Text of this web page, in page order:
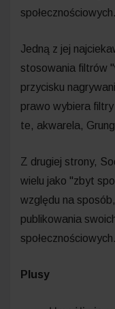
społecznościowych.
Jedną z jej
stosowania filtrów
przycisku
prawo wybiera
te, akwarela,
Z drugiej strony,
wielu jako "zbyt
względu na
publikowania
społecznościowych.
Plusy